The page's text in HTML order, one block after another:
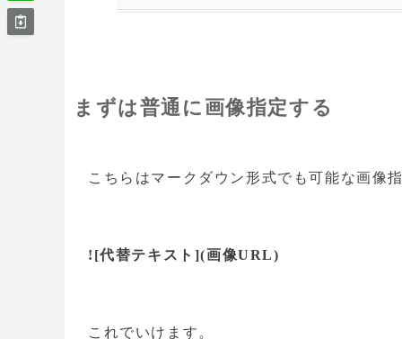
まずは普通に画像指定する
こちらはマークダウン形式でも可能な画像
![代替テキスト](画像URL)
これでいけます。